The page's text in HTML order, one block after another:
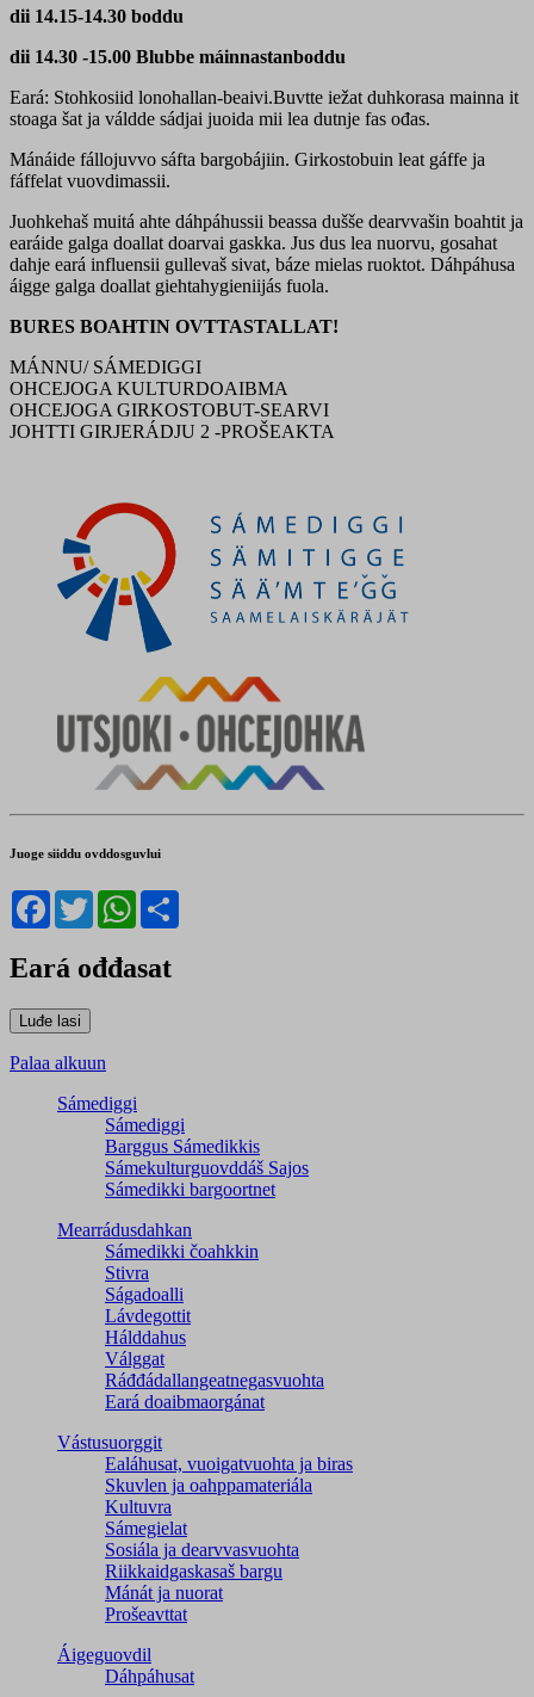
dii 14.15-14.30 boddu
dii 14.30 -15.00 Blubbe máinnastanboddu
Eará: Stohkosiid lonohallan-beaivi.Buvtte iežat duhkorasa mainna it
stoaga šat ja váldde sádjai juoida mii lea dutnje fas ođas.
Mánáide fállojuvvo sáfta bargobájiin. Girkostobuin leat gáffe ja
fáffelat vuovdimassii.
Juohkehaš muitá ahte dáhpáhussii beassa dušše dearvvašin boahtit ja
earáide galga doallat doarvai gaskka. Jus dus lea nuorvu, gosahat
dahje eará influensii gullevaš sivat, báze mielas ruoktot. Dáhpáhusa
áigge galga doallat giehtahygieniijás fuola.
BURES BOAHTIN OVTTASTALLAT!
MÁNNU/ SÁMEDIGGI
OHCEJOGA KULTURDOAIBMA
OHCEJOGA GIRKOSTOBUT-SEARVI
JOHTTI GIRJERÁDJU 2 -PROŠEAKTA
Juoge siiddu ovddosguvlui
Facebook
TwitterWhatsApp
Eará ođđasat
Palaa alkuun
Sámediggi
Sámediggi
Barggus Sámedikkis
Sámekulturguovddáš Sajos
Sámedikki bargoortnet
Mearrádusdahkan
Sámedikki čoahkkin
Stivra
Ságadoalli
Lávdegottit
Hálddahus
Válggat
Ráđđádallangeatnegas­vuohta
Eará doaibmaorgánat
Vástusuorggit
Ealáhusat, vuoigatvuohta ja biras
Skuvlen ja oahppamateriála
Kultuvra
Sámegielat
Sosiála ja dearvvasvuohta
Riikkaidgaskasaš bargu
Mánát ja nuorat
Prošeavttat
Áigeguovdil
Dáhpáhusat